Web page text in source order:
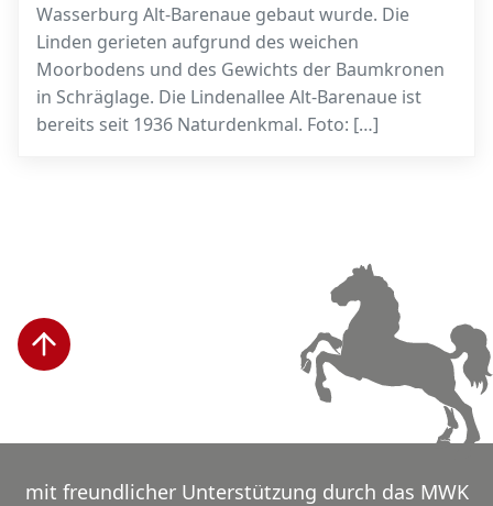
Wasserburg Alt-Barenaue gebaut wurde. Die
Linden gerieten aufgrund des weichen
Moorbodens und des Gewichts der Baumkronen
in Schräglage. Die Lindenallee Alt-Barenaue ist
bereits seit 1936 Naturdenkmal. Foto: […]
mit freundlicher Unterstützung durch das MWK